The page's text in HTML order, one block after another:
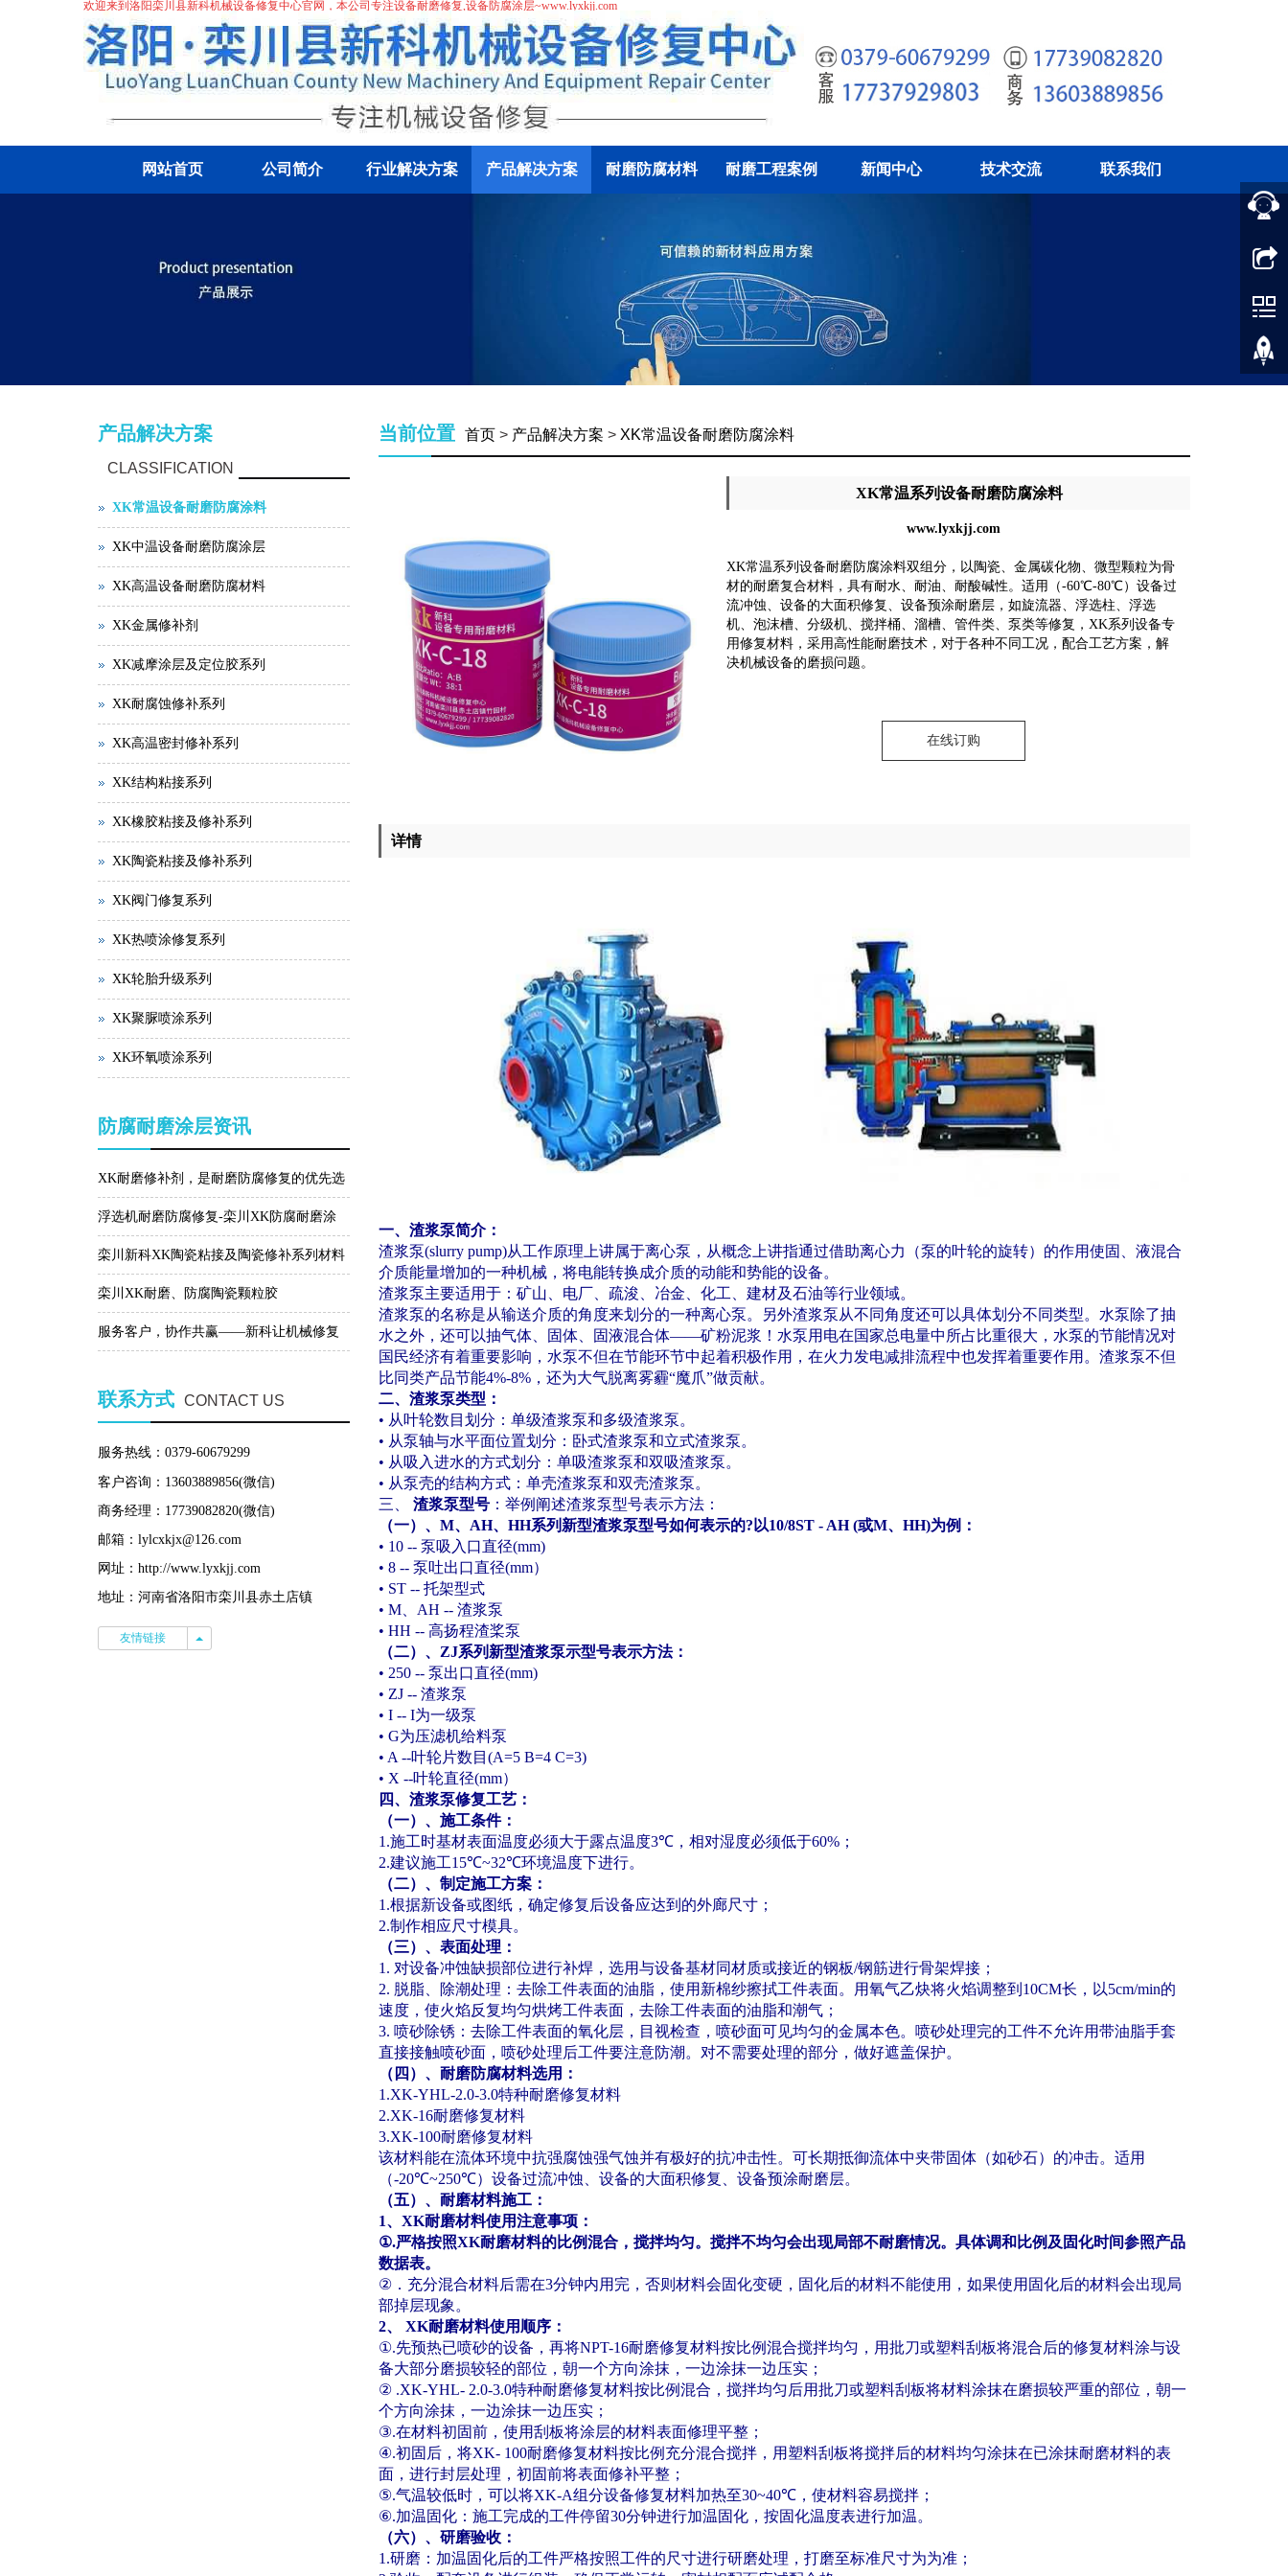
欢迎来到洛阳栾川县新科机械设备修复中心官网，本公司专注设备耐磨修复,设备防腐涂层~www.lyxkjj.com
网站首页 公司简介 行业解决方案 产品解决方案 耐磨防腐材料 耐磨工程案例 新闻中心 技术交流 联系我们
当前位置 首页> 产品解决方案 > XK常温设备耐磨防腐涂料
XK常温系列设备耐磨防腐涂料
www.lyxkjj.com
XK常温系列设备耐磨防腐涂料双组分，以陶瓷、金属碳化物、微型颗粒为骨
材的耐磨复合材料，具有耐水、耐油、耐酸碱性。适用（-60℃-80℃）设备过
流冲蚀、设备的大面积修复、设备预涂耐磨层，如旋流器、浮选柱、浮选
机、泡沫槽、分级机、搅拌桶、溜槽、管件类、泵类等修复，XK系列设备专
用修复材料，采用高性能耐磨技术，对于各种不同工况，配合工艺方案，解
决机械设备的磨损问题。
在线订购
详情
一、渣浆泵简介：
渣浆泵(slurry pump)从工作原理上讲属于离心泵，从概念上讲指通过借助离心力（泵的叶轮的旋转）的作用使固、液混合
介质能量增加的一种机械，将电能转换成介质的动能和势能的设备。
渣浆泵主要适用于：矿山、电厂、疏浚、冶金、化工、建材及石油等行业领域。
渣浆泵的名称是从输送介质的角度来划分的一种离心泵。另外渣浆泵从不同角度还可以具体划分不同类型。水泵除了抽
水之外，还可以抽气体、固体、固液混合体——矿粉泥浆！水泵用电在国家总电量中所占比重很大，水泵的节能情况对
国民经济有着重要影响，水泵不但在节能环节中起着积极作用，在火力发电减排流程中也发挥着重要作用。渣浆泵不但
比同类产品节能4%-8%，还为大气脱离雾霾“魔爪”做贡献。
二、渣浆泵类型：
• 从叶轮数目划分：单级渣浆泵和多级渣浆泵。
• 从泵轴与水平面位置划分：卧式渣浆泵和立式渣浆泵。
• 从吸入进水的方式划分：单吸渣浆泵和双吸渣浆泵。
• 从泵壳的结构方式：单壳渣浆泵和双壳渣浆泵。
三、
渣浆泵型号：举例阐述渣浆泵型号表示方法：
（一）、 M、 AH、 HH系列新型渣浆泵型号如何表示的? 以10/8ST - AH (或M、 HH)为例：
• 10 -- 泵吸入口直径(mm)
• 8 -- 泵吐出口直径(mm）
• ST -- 托架型式
• M、 AH -- 渣浆泵
• HH -- 高扬程渣桨泵
（二）、 ZJ系列新型渣浆泵示型号表示方法：
• 250 -- 泵出口直径(mm)
• ZJ -- 渣浆泵
• I -- I为一级泵
• G为压滤机给料泵
• A --叶轮片数目 (A=5 B=4 C=3)
• X --叶轮直径(mm）
四、渣浆泵修复工艺：
（一）、施工条件：
1.施工时基材表面温度必须大于露点温度3℃，相对湿度必须低于60%；
2.建议施工15℃~32℃环境温度下进行。
（二）、制定施工方案：
1.根据新设备或图纸，确定修复后设备应达到的外廊尺寸；
2.制作相应尺寸模具。
（三）、表面处理：
1. 对设备冲蚀缺损部位进行补焊，选用与设备基材同材质或接近的钢板/钢筋进行骨架焊接；
2. 脱脂、除潮处理：去除工件表面的油脂，使用新棉纱擦拭工件表面。用氧气乙炔将火焰调整到 10CM长，以5cm/min的
速度，使火焰反复均匀烘烤工件表面，去除工件表面的油脂和潮气；
3. 喷砂除锈：去除工件表面的氧化层，目视检查，喷砂面可见均匀的金属本色。喷砂处理完的工件不允许用带油脂手套
直接接触喷砂面，喷砂处理后工件要注意防潮。对不需要处理的部分，做好遮盖保护。
（四）、耐磨防腐材料选用：
1.XK-YHL-2.0-3.0特种耐磨修复材料
2.XK-16耐磨修复材料
3.XK-100耐磨修复材料
该材料能在流体环境中抗强腐蚀强气蚀并有极好的抗冲击性。可长期抵御流体中夹带固体（如砂石）的冲击。适用
（-20℃~250℃）设备过流冲蚀、设备的大面积修复、设备预涂耐磨层。
（五）、耐磨材料施工：
1、 XK耐磨材料使用注意事项：
①.严格按照XK耐磨材料的比例混合，搅拌均匀。搅拌不均匀会出现局部不耐磨情况。具体调和比例及固化时间参照产品
数据表。
②．充分混合材料后需在3分钟内用完，否则材料会固化变硬，固化后的材料不能使用，如果使用固化后的材料会出现局
部掉层现象。
2、 XK耐磨材料使用顺序：
①.先预热已喷砂的设备，再将NPT-16耐磨修复材料按比例混合搅拌均匀，用批刀或塑料刮板将混合后的修复材料涂与设
备大部分磨损较轻的部位，朝一个方向涂抹，一边涂抹一边压实；
②.XK-YHL- 2.0-3.0特种耐磨修复材料按比例混合，搅拌均匀后用批刀或塑料刮板将材料涂抹在磨损较严重的部位，朝一
个方向涂抹，一边涂抹一边压实；
③.在材料初固前，使用刮板将涂层的材料表面修理平整；
④.初固后，将XK- 100耐磨修复材料按比例充分混合搅拌，用塑料刮板将搅拌后的材料均匀涂抹在已涂抹耐磨材料的表
面，进行封层处理，初固前将表面修补平整；
⑤.气温较低时，可以将XK-A组分设备修复材料加热至30~40℃，使材料容易搅拌；
⑥.加温固化：施工完成的工件停留30分钟进行加温固化，按固化温度表进行加温。
（六）、研磨验收：
1.研磨：加温固化后的工件严格按照工件的尺寸进行研磨处理，打磨至标准尺寸为为准；
产品解决方案
CLASSIFICATION
XK常温设备耐磨防腐涂料
XK中温设备耐磨防腐涂层
XK高温设备耐磨防腐材料
XK金属修补剂
XK减摩涂层及定位胶系列
XK耐腐蚀修补系列
XK高温密封修补系列
XK结构粘接系列
XK橡胶粘接及修补系列
XK陶瓷粘接及修补系列
XK阀门修复系列
XK热喷涂修复系列
XK轮胎升级系列
XK聚脲喷涂系列
XK环氧喷涂系列
防腐耐磨涂层资讯
XK耐磨修补剂，是耐磨防腐修复的优先选
择！
浮选机耐磨防腐修复-栾川XK防腐耐磨涂
层材料
栾川新科XK陶瓷粘接及陶瓷修补系列材料
特点
栾川XK耐磨、防腐陶瓷颗粒胶
服务客户，协作共赢——新科让机械修复
联系方式 CONTACT US
服务热线：0379-60679299
客户咨询：13603889856(微信)
商务经理：17739082820(微信)
邮箱：lylcxkjx@126.com
网址：http://www.lyxkjj.com
地址：河南省洛阳市栾川县赤土店镇
友情链接 友情链接